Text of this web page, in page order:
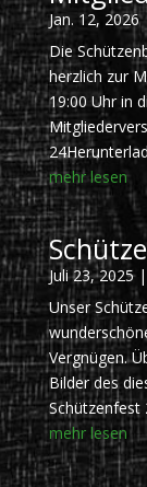
Jan. 12, 2026
Die
herzlich zur
19:00 Uhr in
mehr lesen
Juli 23, 2025|
Unser
Vergnügen.
Bilder des
Schützenfest
mehr lesen